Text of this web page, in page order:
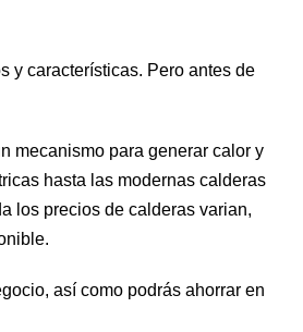
y características. Pero antes de
mecanismo para generar calor y
hasta las modernas calderas
los precios de calderas varian,
así como podrás ahorrar en